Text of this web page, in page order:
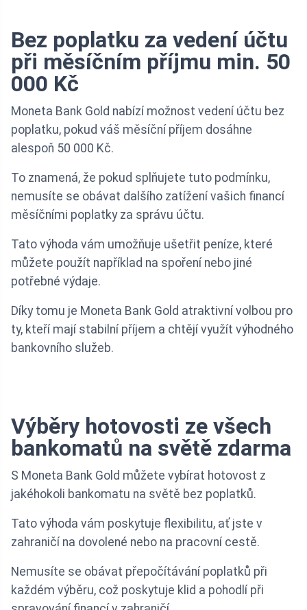
Bez poplatku za vedení účtu
při měsíčním příjmu min. 50
000 Kč
Moneta Bank Gold nabízí možnost vedení účtu bez
poplatku, pokud váš měsíční příjem dosáhne
alespoň 50 000 Kč.
To znamená, že pokud splňujete tuto podmínku,
nemusíte se obávat dalšího zatížení vašich financí
měsíčními poplatky za správu účtu.
Tato výhoda vám umožňuje ušetřit peníze, které
můžete použít například na spoření nebo jiné
potřebné výdaje.
Díky tomu je Moneta Bank Gold atraktivní volbou pro
ty, kteří mají stabilní příjem a chtějí využít výhodného
bankovního služeb.
Výběry hotovosti ze všech
bankomatů na světě zdarma
S Moneta Bank Gold můžete vybírat hotovost z
jakéhokoli bankomatu na světě bez poplatků.
Tato výhoda vám poskytuje flexibilitu, ať jste v
zahraničí na dovolené nebo na pracovní cestě.
Nemusíte se obávat přepočítávání poplatků při
každém výběru, což poskytuje klid a pohodlí při